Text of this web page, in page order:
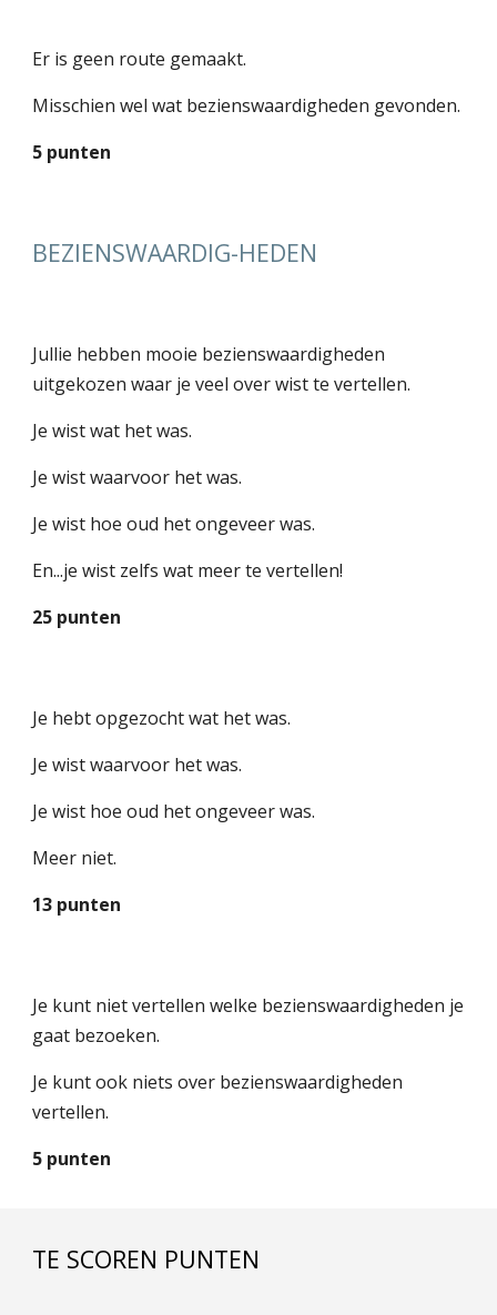
Er is geen route gemaakt.
Misschien wel wat bezienswaardigheden gevonden.
5 punten
BEZIENSWAARDIG-HEDEN
Jullie hebben mooie bezienswaardigheden
uitgekozen waar je veel over wist te vertellen.
Je wist wat het was.
Je wist waarvoor het was.
Je wist hoe oud het ongeveer was.
En...je wist zelfs wat meer te vertellen!
25 punten
Je hebt opgezocht wat het was.
Je wist waarvoor het was.
Je wist hoe oud het ongeveer was.
Meer niet.
13 punten
Je kunt niet vertellen welke bezienswaardigheden je
gaat bezoeken.
Je kunt ook niets over bezienswaardigheden
vertellen.
5 punten
TE SCOREN PUNTEN